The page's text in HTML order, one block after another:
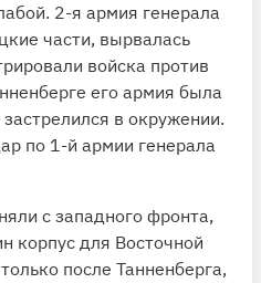
2-я армия генерала
части, вырвалась
войска против
его армия была
в окружении.
по 1-й армии генерала
с западного фронта,
корпус для Восточной
после Танненберга,